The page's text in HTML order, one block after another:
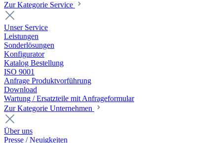
Zur Kategorie Service
Unser Service
Leistungen
Sonderlösungen
Konfigurator
Katalog Bestellung
ISO 9001
Anfrage Produktvorführung
Download
Wartung / Ersatzteile mit Anfrageformular
Zur Kategorie Unternehmen
Über uns
Presse / Neuigkeiten